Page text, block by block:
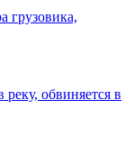
грузовика,
обвиняется в